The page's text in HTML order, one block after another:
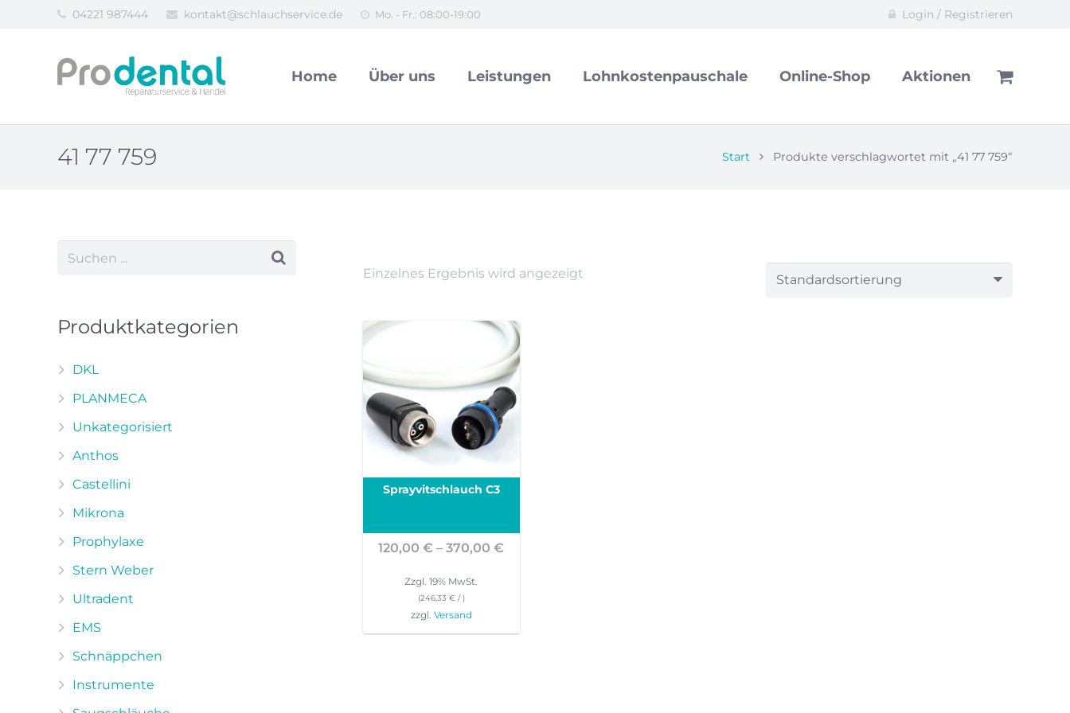
04221 987444 kontakt@schlauchservice.de Mo. - Fr.: 08:00-19:00 Login / Registrieren
Home Über uns Leistungen Lohnkostenpauschale Online-Shop Aktionen
41 77 759 Start Produkte verschlagwortet mit „41 77 759“
Einzelnes Ergebnis wird angezeigt
Sprayvitschlauch C3
120,00€ –370,00€
Zzgl. 19% MwSt.
(246,33 €/ )
zzgl. Versand
Produktkategorien
DKL
PLANMECA
Unkategorisiert
Anthos
Castellini
Mikrona
Prophylaxe
Stern Weber
Ultradent
EMS
Schnäppchen
Instrumente